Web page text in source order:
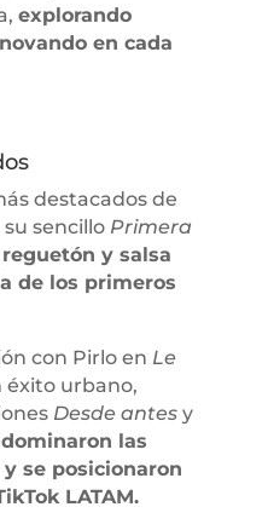
explorando
en cada
destacados de
sencillo Primera
y salsa
de los primeros
con Pirlo en Le
urbano,
Desde antesy
dominaron las
se posicionaron
LATAM.